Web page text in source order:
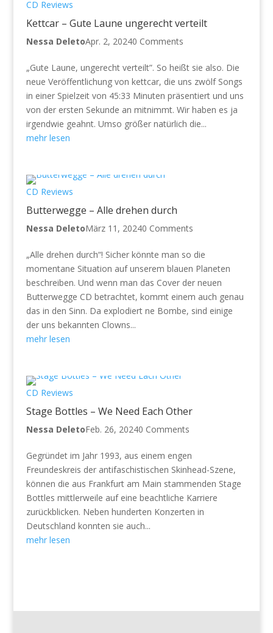
CD Reviews
Kettcar – Gute Laune ungerecht verteilt
Nessa DeletoApr. 2, 20240 Comments
„Gute Laune, ungerecht verteilt”. So heißt sie also. Die
neue Veröffentlichung von kettcar, die uns zwölf Songs
in einer Spielzeit von 45:33 Minuten präsentiert und uns
von der ersten Sekunde an mitnimmt. Wir haben es ja
irgendwie geahnt. Umso größer natürlich die...
mehr lesen
CD Reviews
Butterwegge – Alle drehen durch
Nessa DeletoMärz 11, 20240 Comments
„Alle drehen durch“! Sicher könnte man so die
momentane Situation auf unserem blauen Planeten
beschreiben. Und wenn man das Cover der neuen
Butterwegge CD betrachtet, kommt einem auch genau
das in den Sinn. Da explodiert ne Bombe, sind einige
der uns bekannten Clowns...
mehr lesen
CD Reviews
Stage Bottles – We Need Each Other
Nessa DeletoFeb. 26, 20240 Comments
Gegründet im Jahr 1993, aus einem engen
Freundeskreis der antifaschistischen Skinhead-Szene,
können die aus Frankfurt am Main stammenden Stage
Bottles mittlerweile auf eine beachtliche Karriere
zurückblicken. Neben hunderten Konzerten in
Deutschland konnten sie auch...
mehr lesen